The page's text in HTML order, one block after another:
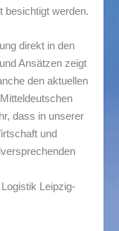
besichtigt werden.
direkt in den
Ansätzen zeigt
den aktuellen
dass in unserer
und
Leipzig-